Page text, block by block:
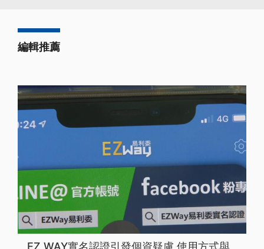
編輯推薦
EZ WAY實名認證引發個資疑慮 使用方式與